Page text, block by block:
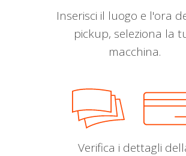
Inserisci il luogo e l'ora
pickup, seleziona la
macchina.
Verifica i dettagli